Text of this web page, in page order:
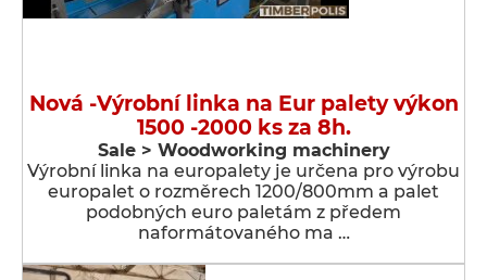
Nová -Výrobní linka na Eur palety výkon
1500 -2000 ks za 8h.
Sale > Woodworking machinery
Výrobní linka na europalety je určena pro výrobu
europalet o rozměrech 1200/800mm a palet
podobných euro paletám z předem
naformátovaného ma …